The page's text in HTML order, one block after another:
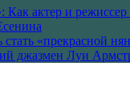
Как актер и
стать «прекрасной
джазмен Луи